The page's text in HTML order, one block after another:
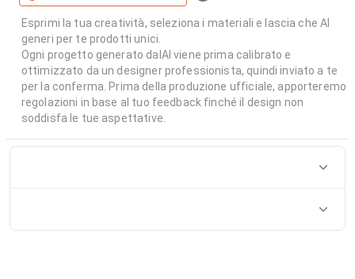
Esprimi la tua creatività, seleziona i materiali e lascia che AI
generi per te prodotti unici.
Ogni progetto generato dalAI viene prima calibrato e
ottimizzato da un designer professionista, quindi inviato a te
per la conferma. Prima della produzione ufficiale, apporteremo
regolazioni in base al tuo feedback finché il design non
soddisfa le tue aspettative.